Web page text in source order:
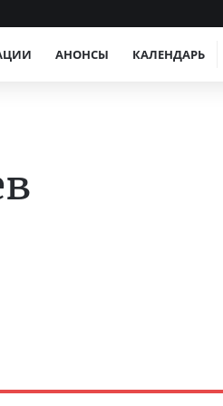
АНОНСЫ КАЛЕНДАРЬ